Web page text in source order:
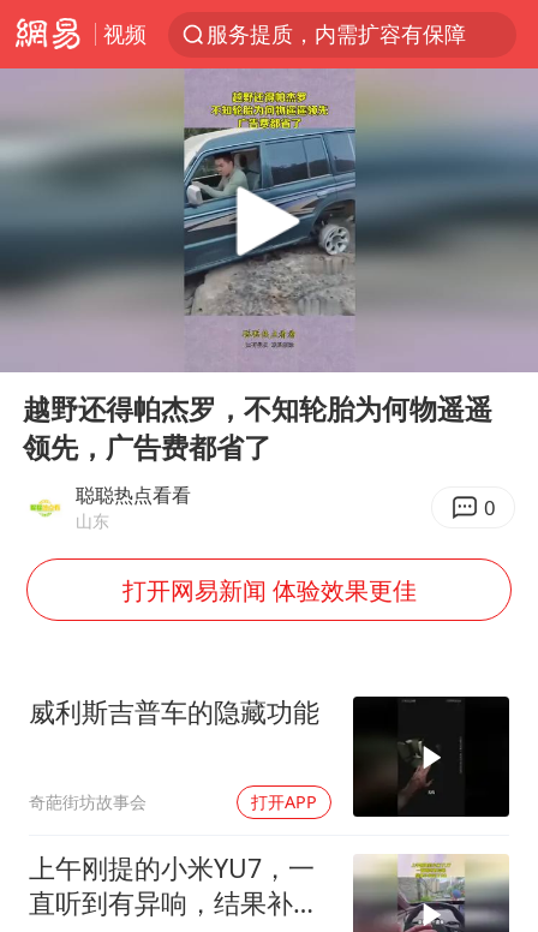
视频
服务提质，内需扩容有保障
美股收盘：道指再创历史新高
余承东口误将24999元电脑报成2499
人贩子“梅姨”真实姓名曝光
被一条街帮助的“煎饼叔叔”去世
公职人员回应被举报在学校开餐厅超市
“老头乐”悬挂“蒙H好几个8”上路
河南：领导干部要带头休假
反制美国！中方公布5项措施
媒体谈法院认为“老登”属年龄贬损
“中国游”持续带火“中国购”
你常吃的兰州拉面要改名了
坚持党全面领导和党中央集中统一领导
Play
越野还得帕杰罗，不知轮胎为何物遥遥
领先，广告费都省了
聪聪热点看看
山东 0
打开网易新闻 体验效果更佳
威利斯吉普车的隐藏功能
奇葩街坊故事会 打开APP
上午刚提的小米YU7，一
直听到有异响，结果补胎